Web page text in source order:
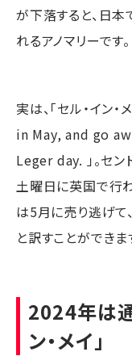
が下落すると、日
れるアノマリーです。
実は、「セル・イン
in May, and go
Leger day. 」。セン
土曜日に英国で行
は5月に売り逃げて
と訳すことができま
2024年は
ン・メイ」